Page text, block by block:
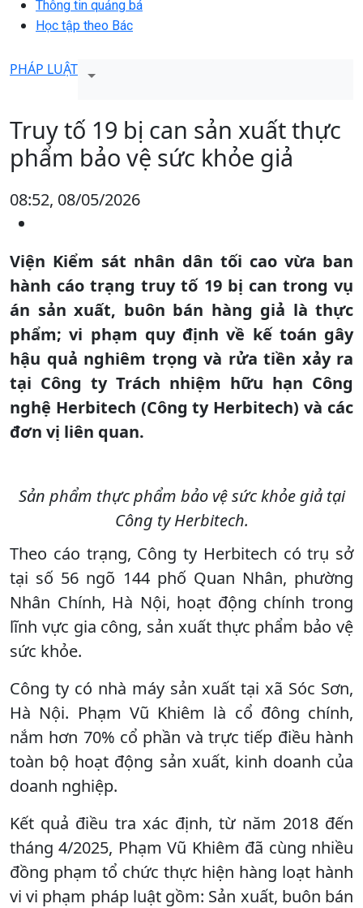
Thông tin quảng bá
Học tập theo Bác
PHÁP LUẬT
Truy tố 19 bị can sản xuất thực
phẩm bảo vệ sức khỏe giả
08:52, 08/05/2026
Viện Kiểm sát nhân dân tối cao vừa ban
hành cáo trạng truy tố 19 bị can trong vụ
án sản xuất, buôn bán hàng giả là thực
phẩm; vi phạm quy định về kế toán gây
hậu quả nghiêm trọng và rửa tiền xảy ra
tại Công ty Trách nhiệm hữu hạn Công
nghệ Herbitech (Công ty Herbitech) và các
đơn vị liên quan.
Sản phẩm thực phẩm bảo vệ sức khỏe giả tại
Công ty Herbitech.
Theo cáo trạng, Công ty Herbitech có trụ sở
tại số 56 ngõ 144 phố Quan Nhân, phường
Nhân Chính, Hà Nội, hoạt động chính trong
lĩnh vực gia công, sản xuất thực phẩm bảo vệ
sức khỏe.
Công ty có nhà máy sản xuất tại xã Sóc Sơn,
Hà Nội. Phạm Vũ Khiêm là cổ đông chính,
nắm hơn 70% cổ phần và trực tiếp điều hành
toàn bộ hoạt động sản xuất, kinh doanh của
doanh nghiệp.
Kết quả điều tra xác định, từ năm 2018 đến
tháng 4/2025, Phạm Vũ Khiêm đã cùng nhiều
đồng phạm tổ chức thực hiện hàng loạt hành
vi vi phạm pháp luật gồm: Sản xuất, buôn bán